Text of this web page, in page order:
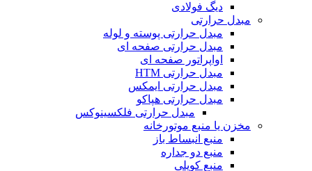
دیگ فولادی
مبدل حرارتی
مبدل حرارتی پوسته و لوله
مبدل حرارتی صفحه ای
اواپراتور صفحه ای
مبدل حرارتی HTM
مبدل حرارتی ایمکس
مبدل حرارتی هپاکو
مبدل حرارتی فلکسینوکس
مخزن یا منبع موتورخانه
منبع انبساط باز
منبع دو جداره
منبع کویلی